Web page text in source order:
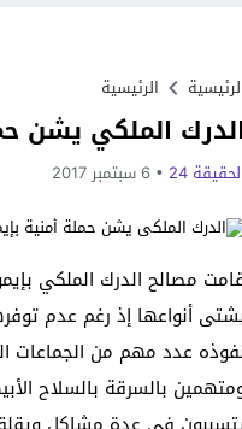
Previous
Next
الرئيسية
الدرك الملكي يشن
24 6 سبتمبر 2017
مصالح الدرك الملكي
أنواعها إذ رغم عدم
عدد مهم من الجماعات
بالسرقة بالسلاح